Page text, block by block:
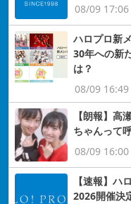
08/09 17:06
ハロプロ新
30年への新
は？
08/09 16:49
【朗報】高
ちゃんって
08/09 16:00
【速報】ハ
2026開催決